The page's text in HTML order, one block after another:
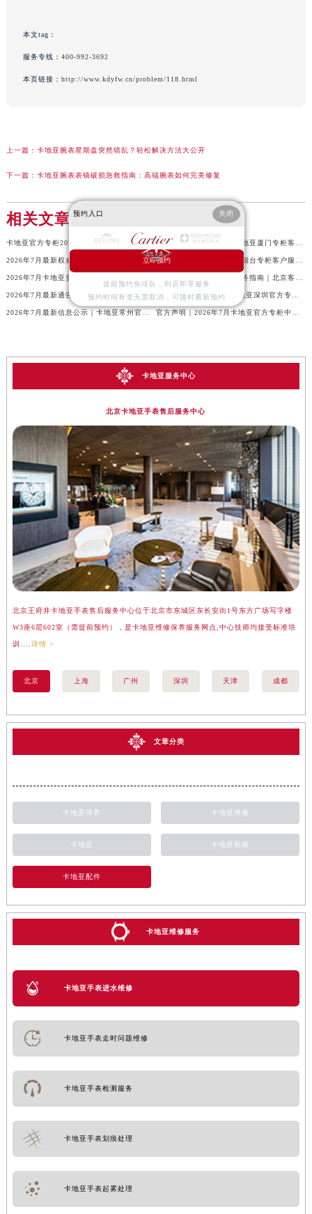
本文tag：
服务专线： 400-992-3692
本页链接： http://www.kdyfw.cn/problem/118.html
上一篇： 卡地亚腕表星期盘突然错乱？轻松解决方法大公开
下一篇： 卡地亚腕表表镜破损急救指南：高端腕表如何完美修复
相关文章
卡地亚官方专柜2026年7月最新客户服务电话，中国区信息权威发布
2026年7月最新权威信息｜卡地亚常州官方专柜客户服务电话公告
2026年7月最新通告｜卡地亚官方专柜杭州客户服务热线，专柜信息整合版
卡地亚服务中心
北京卡地亚手表售后服务中心
北京王府井卡地亚手表售后服务中心位于北京市东城区东长安街1号东方广场写字楼
W3座6层602室（需提前预约），是卡地亚维修保养服务网点,中心技师均接受标准培
训....详情 >
北京 上海 广州 深圳 天津 成都
文章分类
卡地亚保养 卡地亚维修
卡地亚 卡地亚新闻
卡地亚配件
卡地亚维修服务
卡地亚手表进水维修
卡地亚手表走时问题维修
卡地亚手表检测服务
卡地亚手表划痕处理
卡地亚手表起雾处理
预约入口 关闭
立即预约
提前预约免排队，到店即享服务
预约时间有变无需取消，可随时重新预约